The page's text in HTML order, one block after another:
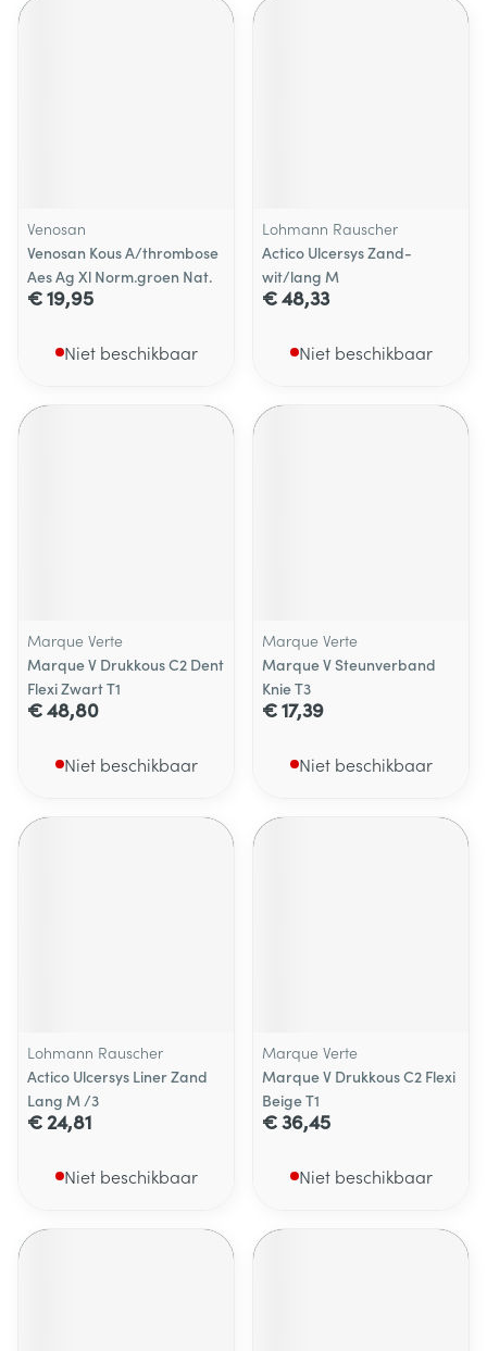
Venosan
Venosan Kous A/thrombose
Aes Ag Xl Norm.groen Nat.
€ 19,95
Niet beschikbaar
Lohmann Rauscher
Actico Ulcersys Zand-
wit/lang M
€ 48,33
Niet beschikbaar
Marque Verte
Marque V Drukkous C2 Dent
Flexi Zwart T1
€ 48,80
Niet beschikbaar
Marque Verte
Marque V Steunverband
Knie T3
€ 17,39
Niet beschikbaar
Lohmann Rauscher
Actico Ulcersys Liner Zand
Lang M /3
€ 24,81
Niet beschikbaar
Marque Verte
Marque V Drukkous C2 Flexi
Beige T1
€ 36,45
Niet beschikbaar